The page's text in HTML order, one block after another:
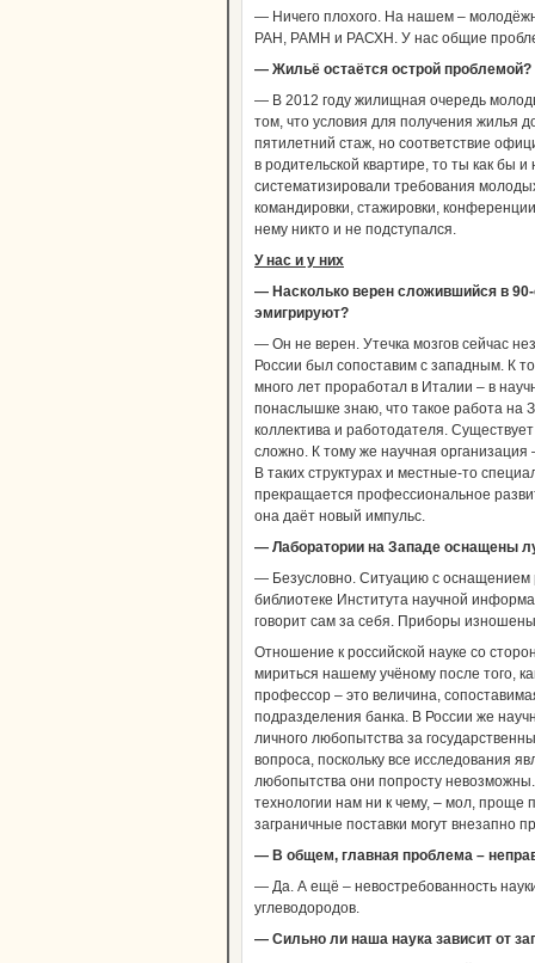
— Ничего плохого. На нашем –
РАН, РАМН и РАСХН. У нас общие
— Жильё остаётся острой проблемой?
— В 2012 году жилищная очередь
том, что условия для получения жилья
пятилетний стаж, но соответствие
в родительской квартире, то ты как бы
систематизировали требования
командировки, стажировки,
нему никто и не подступался.
У нас и у них
— Насколько верен сложившийся в
эмигрируют?
— Он не верен. Утечка мозгов сейчас
России был сопоставим с западным. К
много лет проработал в Италии – в
понаслышке знаю, что такое работа на
коллектива и работодателя.
сложно. К тому же научная
В таких структурах и местные-то
прекращается профессиональное
она даёт новый импульс.
— Лаборатории на Западе оснащены
— Безусловно. Ситуацию с оснащением
библиотеке Института научной
говорит сам за себя. Приборы
Отношение к российской науке со
мириться нашему учёному после того,
профессор – это величина,
подразделения банка. В России же
личного любопытства за
вопроса, поскольку все исследования
любопытства они попросту
технологии нам ни к чему, – мол, проще
заграничные поставки могут внезапно
— В общем, главная проблема –
— Да. А ещё – невостребованность
углеводородов.
— Сильно ли наша наука зависит от